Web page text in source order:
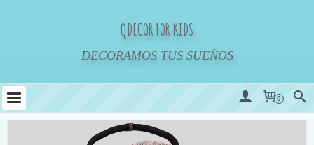
QDECOR FOR KIDS
DECORAMOS TUS SUEÑOS
0